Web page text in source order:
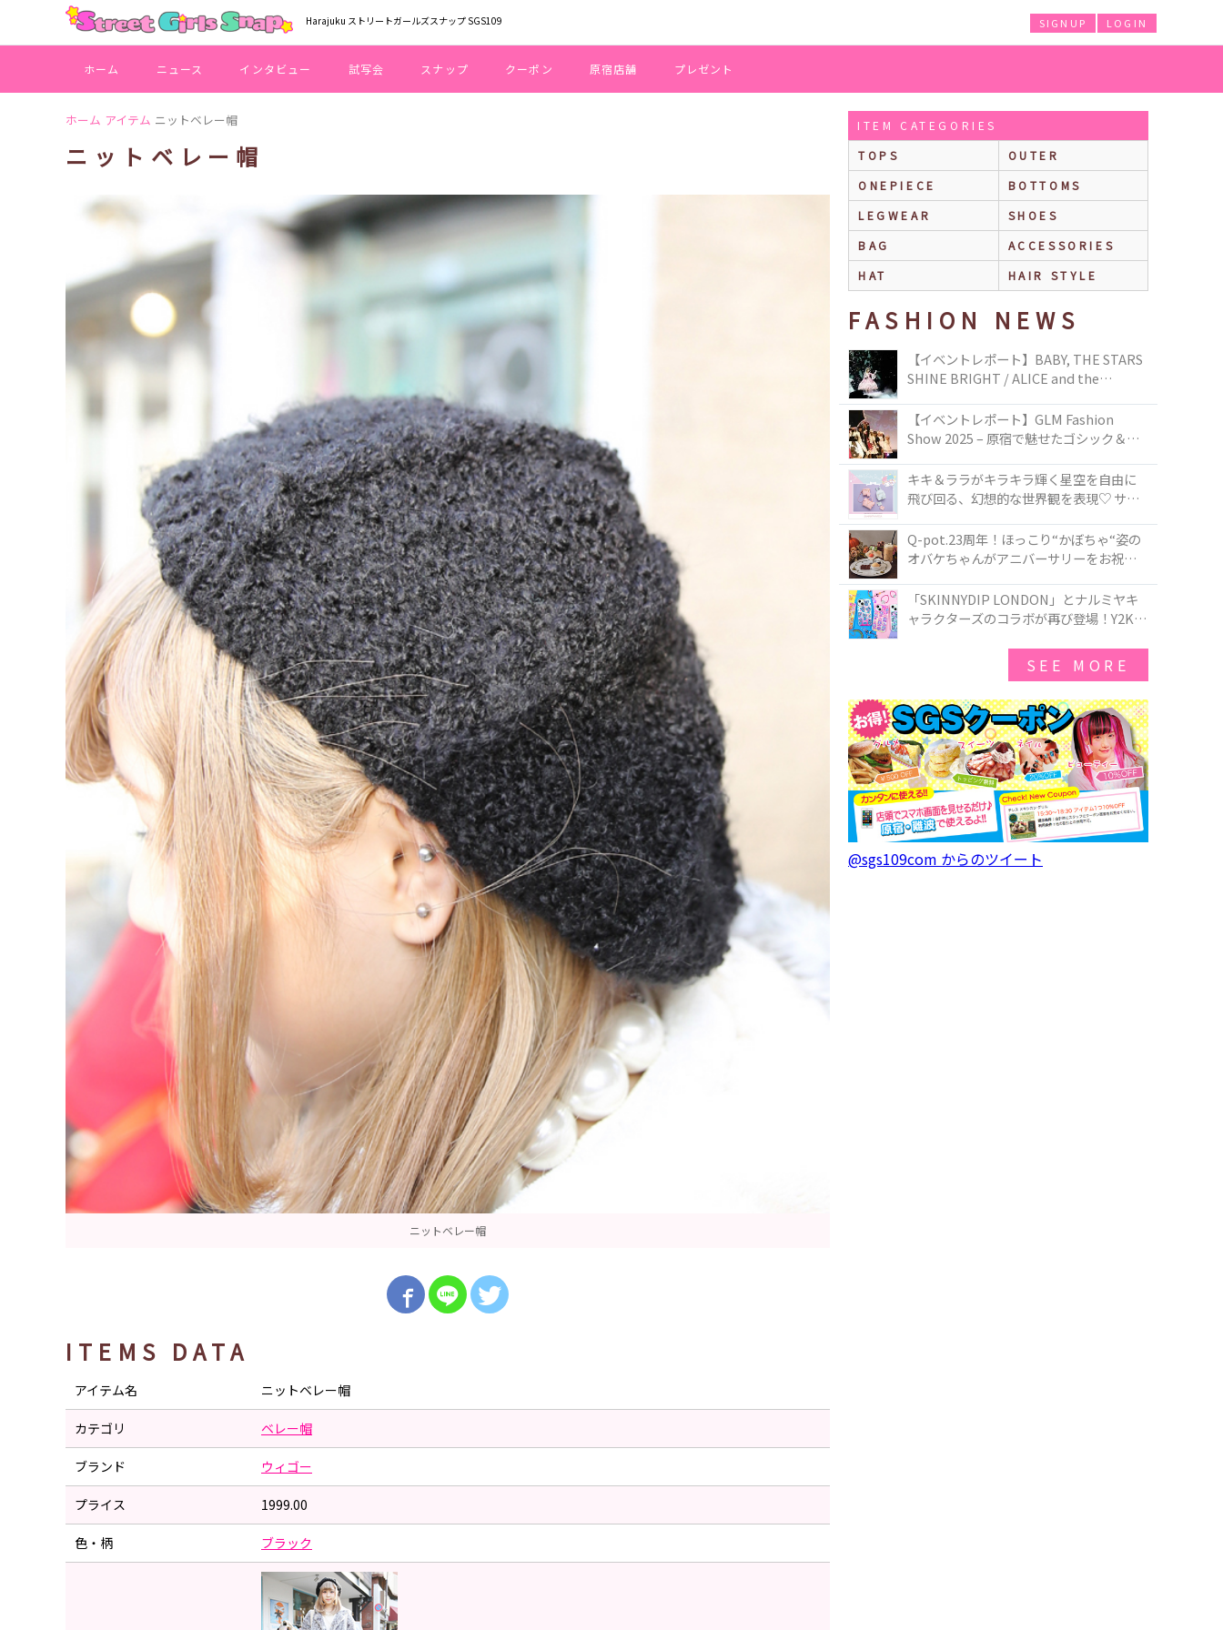
Harajuku ストリートガールズスナップ SGS109 LOGIN
SIGNUP
ホーム ニュース インタビュー 試写会 スナップ クーポン 原宿店舗 プレゼント
ホーム アイテム ニットベレー帽
ニットベレー帽
ニットベレー帽
ITEMS DATA
アイテム名 ニットベレー帽
カテゴリ ベレー帽
ブランド ウィゴー
プライス 1999.00
色・柄 ブラック
ITEM CATEGORIES
TOPS
OUTER
ONEPIECE
BOTTOMS
LEGWEAR
SHOES
BAG
ACCESSORIES
HAT
HAIR STYLE
FASHION NEWS
【イベントレポート】BABY, THE STARS
SHINE BRIGHT / ALICE and the
TOKYO
【イベントレポート】GLM Fashion
Show 2025 – 原宿で魅せたゴシック＆ロ
キキ＆ララがキラキラ輝く星空を自由に
飛び回る、幻想的な世界観を表現♡ サマ
50周年アニバーサリーイヤー』を記念し
たコレクションが登場
Q-pot.23周年！ほっこり“かぼちゃ“姿の
オバケちゃんがアニバーサリーをお祝い
ー」が新発売！Q-pot CAFE.では「かぼち
ゃのオバケーキプレート」も登場
「SKINNYDIP LONDON」とナルミヤキ
ャラクターズのコラボが再び登場！Y2Kム
SEE MORE
@sgs109com からのツイート